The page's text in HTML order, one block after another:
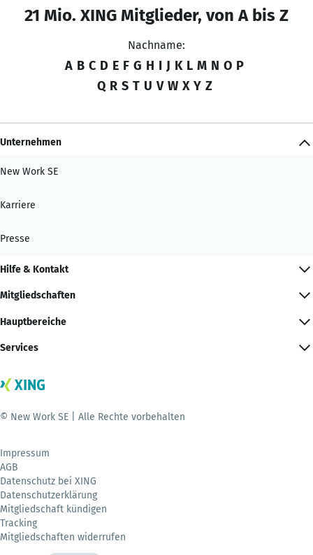
21 Mio. XING Mitglieder, von A bis Z
Nachname:
A B C D E F G H I J K L M N O P
Q R S T U V W X Y Z
Unternehmen
New Work SE
Karriere
Presse
Hilfe & Kontakt
Mitgliedschaften
Hauptbereiche
Services
© New Work SE | Alle Rechte vorbehalten
Impressum
AGB
Datenschutz bei XING
Datenschutzerklärung
Mitgliedschaft kündigen
Tracking
Mitgliedschaften widerrufen